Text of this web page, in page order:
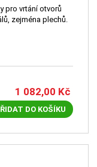
tenkostěnných materiálů, zejména plechů.
1 082,00 Kč
DO KOŠÍKU